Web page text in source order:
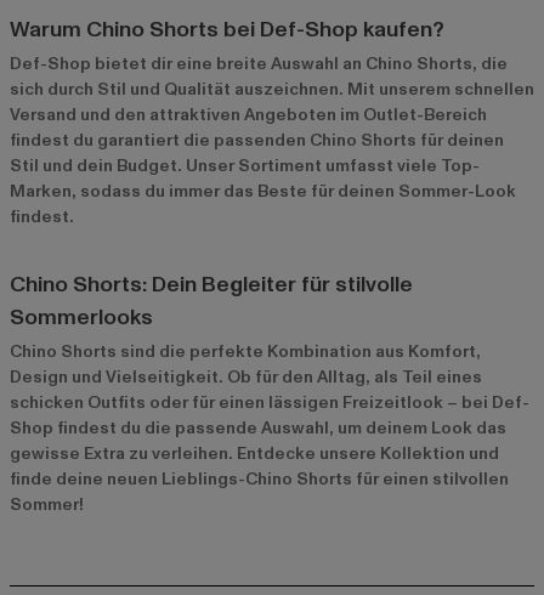
Warum Chino Shorts bei Def-Shop kaufen?
Def-Shop bietet dir eine breite Auswahl an Chino Shorts, die
sich durch Stil und Qualität auszeichnen. Mit unserem schnellen
Versand und den attraktiven Angeboten im Outlet-Bereich
findest du garantiert die passenden Chino Shorts für deinen
Stil und dein Budget. Unser Sortiment umfasst viele Top-
Marken, sodass du immer das Beste für deinen Sommer-Look
findest.
Chino Shorts: Dein Begleiter für stilvolle
Sommerlooks
Chino Shorts sind die perfekte Kombination aus Komfort,
Design und Vielseitigkeit. Ob für den Alltag, als Teil eines
schicken Outfits oder für einen lässigen Freizeitlook – bei Def-
Shop findest du die passende Auswahl, um deinem Look das
gewisse Extra zu verleihen. Entdecke unsere Kollektion und
finde deine neuen Lieblings-Chino Shorts für einen stilvollen
Sommer!